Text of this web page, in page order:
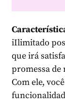
iIlimitado
que irá
promessa de
Com ele,